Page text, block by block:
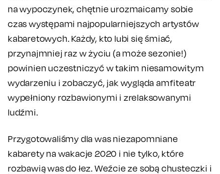
na wypoczynek, chętnie urozmaicamy sobie
czas występami najpopularniejszych artystów
kabaretowych. Każdy, kto lubi się śmiać,
przynajmniej raz w życiu (a może sezonie!)
powinien uczestniczyć w takim niesamowitym
wydarzeniu i zobaczyć, jak wygląda amfiteatr
wypełniony rozbawionymi i zrelaksowanymi
ludźmi.
Przygotowaliśmy dla was niezapomniane
kabarety na wakacje 2020 i nie tylko, które
rozbawią was do łez. Weźcie ze sobą chusteczki i